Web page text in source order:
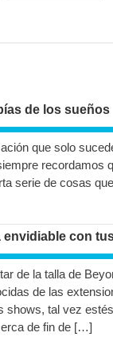
de los sueños
que solo
recordamos
serie de cosas
envidiable con
de la talla de
de las
shows, tal vez
de fin de […]